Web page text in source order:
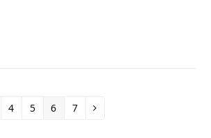
Page
4 Page
5 Page
6 Page
7 Volgende